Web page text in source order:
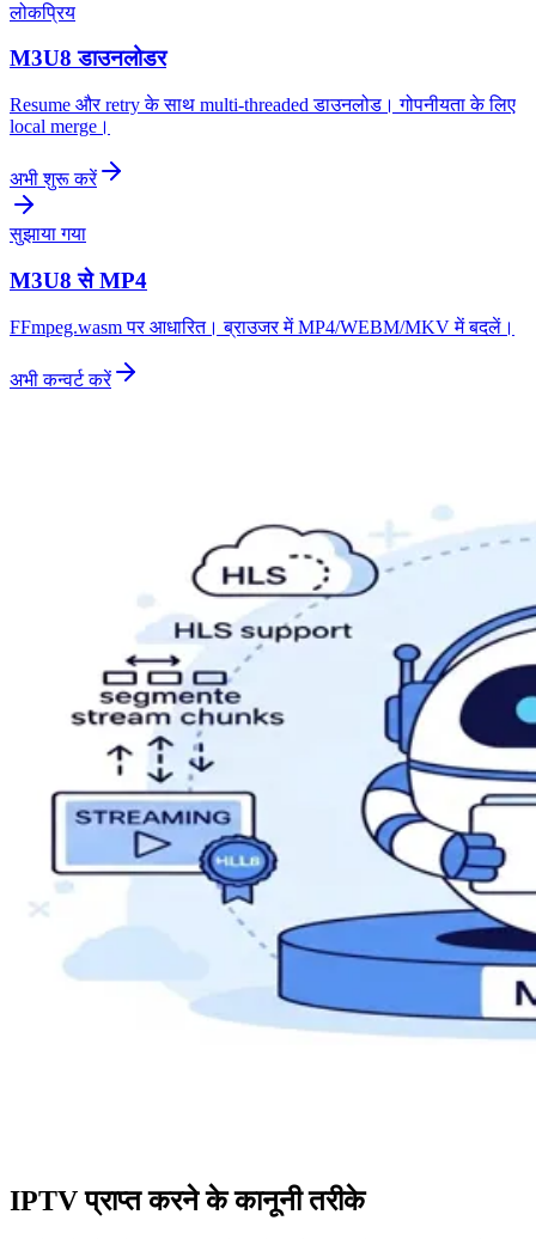
लोकप्रिय
M3U8 डाउनलोडर
Resume और retry के साथ multi-threaded डाउनलोड। गोपनीयता के लिए
local merge।
अभी शुरू करें
सुझाया गया
M3U8 से MP4
FFmpeg.wasm पर आधारित। ब्राउजर में MP4/WEBM/MKV में बदलें।
अभी कन्वर्ट करें
IPTV प्राप्त करने के कानूनी तरीके